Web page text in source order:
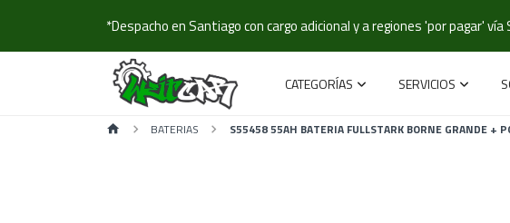
*Despacho en Santiago con cargo adicional y a regiones 'por pagar'
CATEGORÍAS SERVICIOS
BATERIAS S55458 55AH BATERIA FULLSTARK BORNE GRANDE +